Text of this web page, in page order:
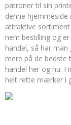
patroner til sin
denne hjemmeside
attraktive
nem bestilling og
handel, så har
mere på de bedste
handel her og nu.
helt rette mærker i